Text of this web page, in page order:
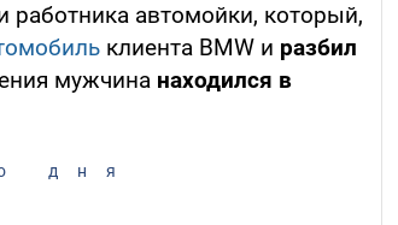
работника автомойки, который,
клиента BMW и разбил
мужчина находился в
дня